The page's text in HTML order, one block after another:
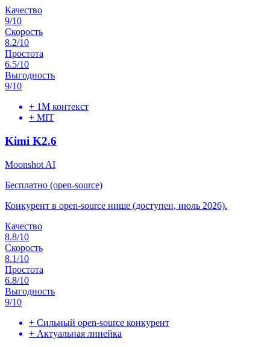
Качество
9/10
Скорость
8.2/10
Простота
6.5/10
Выгодность
9/10
+ 1M контекст
+ MIT
Kimi K2.6
Moonshot AI
Бесплатно (open-source)
Конкурент в open-source нише (доступен, июль 2026).
Качество
8.8/10
Скорость
8.1/10
Простота
6.8/10
Выгодность
9/10
+ Сильный open-source конкурент
+ Актуальная линейка